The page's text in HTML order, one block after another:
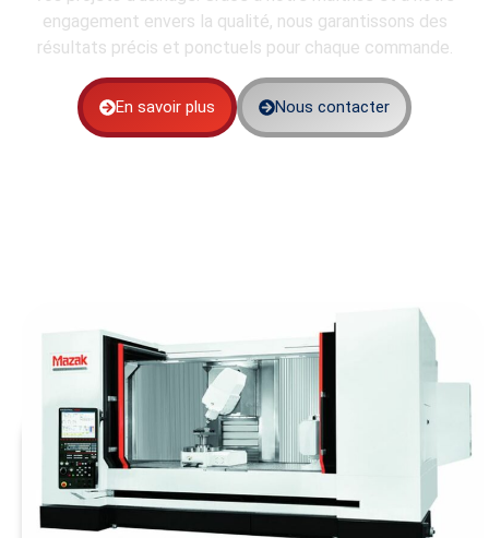
engagement envers la qualité, nous garantissons des
résultats précis et ponctuels pour chaque commande.
En savoir plus Nous contacter